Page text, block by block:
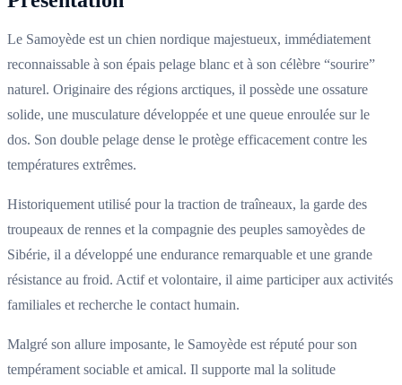
Le Samoyède est un chien nordique majestueux, immédiatement
reconnaissable à son épais pelage blanc et à son célèbre “sourire”
naturel. Originaire des régions arctiques, il possède une ossature
solide, une musculature développée et une queue enroulée sur le
dos. Son double pelage dense le protège efficacement contre les
températures extrêmes.
Historiquement utilisé pour la traction de traîneaux, la garde des
troupeaux de rennes et la compagnie des peuples samoyèdes de
Sibérie, il a développé une endurance remarquable et une grande
résistance au froid. Actif et volontaire, il aime participer aux activités
familiales et recherche le contact humain.
Malgré son allure imposante, le Samoyède est réputé pour son
tempérament sociable et amical. Il supporte mal la solitude